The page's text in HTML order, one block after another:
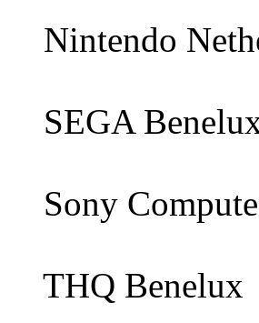
Nintendo
SEGA
Sony
THQ Benelux